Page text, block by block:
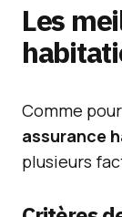
Les
Comme
assurance
plusieurs